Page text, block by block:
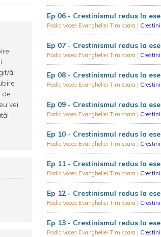
Ep 06 - Crestinismul redus la
Radio Vocea Evangheliei Timisoara |
Ep 07 - Crestinismul redus la
Radio Vocea Evangheliei Timisoara |
Ep 08 - Crestinismul redus la
Radio Vocea Evangheliei Timisoara |
Ep 09 - Crestinismul redus la
Radio Vocea Evangheliei Timisoara |
Ep 10 - Crestinismul redus la
Radio Vocea Evangheliei Timisoara |
Ep 11 - Crestinismul redus la
Radio Vocea Evangheliei Timisoara |
Ep 12 - Crestinismul redus la
Radio Vocea Evangheliei Timisoara |
Ep 13 - Crestinismul redus la
Radio Vocea Evangheliei Timisoara |
ă
de
vei